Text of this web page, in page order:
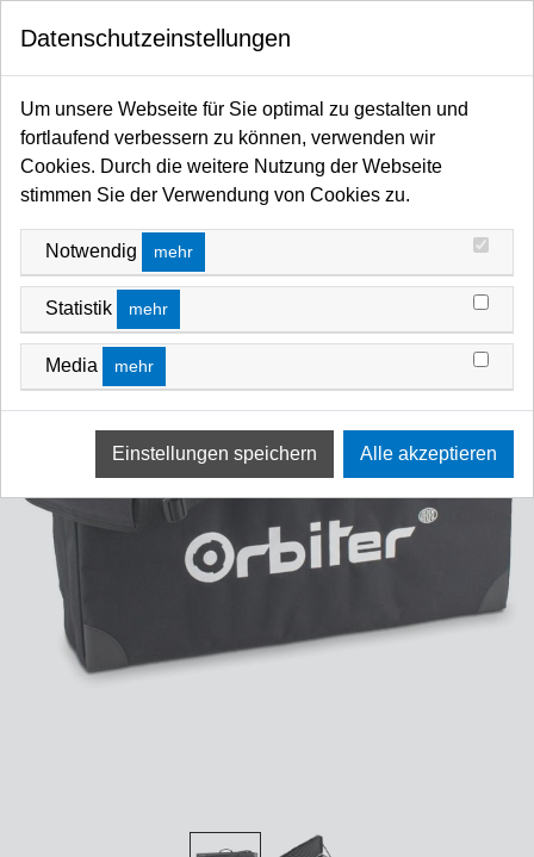
Startseite
LED
ARRI Orbiter / LED ARRI Orbiter Case & Bag
Datenschutzeinstellungen
Um unsere Webseite für Sie optimal zu gestalten und
fortlaufend verbessern zu können, verwenden wir
Cookies. Durch die weitere Nutzung der Webseite
stimmen Sie der Verwendung von Cookies zu.
Notwendig mehr
Statistik mehr
Media mehr